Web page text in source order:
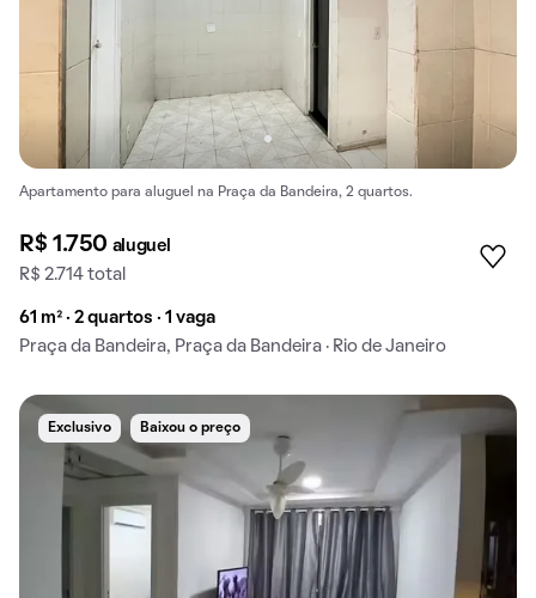
Apartamento para aluguel na Praça da Bandeira, 2 quartos.
R$ 1.750 aluguel
R$ 2.714 total
61 m² · 2 quartos · 1 vaga
Praça da Bandeira, Praça da Bandeira · Rio de Janeiro
Exclusivo Baixou o preço